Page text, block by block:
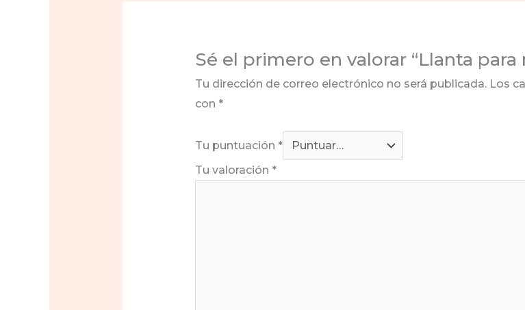
Sé el primero en valorar “Llanta para
Tu dirección de correo electrónico no será publicada. Los
con *
Tu puntuación *
Tu valoración *